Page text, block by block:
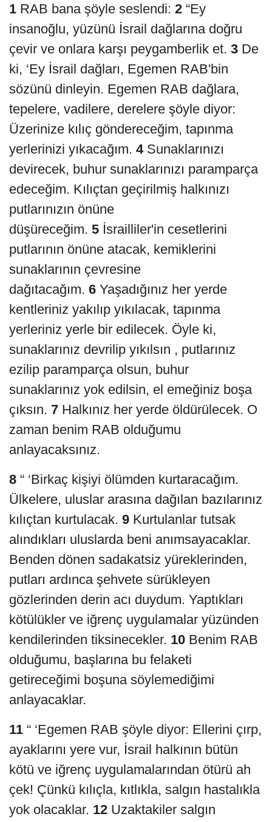
1 RAB bana şöyle seslendi: 2 “Ey
insanoğlu, yüzünü İsrail dağlarına doğru
çevir ve onlara karşı peygamberlik et. 3 De
ki, ‘Ey İsrail dağları, Egemen RAB'bin
sözünü dinleyin. Egemen RAB dağlara,
tepelere, vadilere, derelere şöyle diyor:
Üzerinize kılıç göndereceğim, tapınma
yerlerinizi yıkacağım. 4Sunaklarınızı
devirecek, buhur sunaklarınızı paramparça
edeceğim. Kılıçtan geçirilmiş halkınızı
putlarınızın önüne
düşüreceğim. 5 İsrailliler'in cesetlerini
putlarının önüne atacak, kemiklerini
sunaklarının çevresine
dağıtacağım. 6 Yaşadığınız her yerde
kentleriniz yakılıp yıkılacak, tapınma
yerleriniz yerle bir edilecek. Öyle ki,
sunaklarınız devrilip yıkılsın , putlarınız
ezilip paramparça olsun, buhur
sunaklarınız yok edilsin, el emeğiniz boşa
çıksın. 7 Halkınız her yerde öldürülecek. O
zaman benim RAB olduğumu
anlayacaksınız.
8 “ ‘Birkaç kişiyi ölümden kurtaracağım.
Ülkelere, uluslar arasına dağılan bazılarınız
kılıçtan kurtulacak. 9 Kurtulanlar tutsak
alındıkları uluslarda beni anımsayacaklar.
Benden dönen sadakatsiz yüreklerinden,
putları ardınca şehvete sürükleyen
gözlerinden derin acı duydum. Yaptıkları
kötülükler ve iğrenç uygulamalar yüzünden
kendilerinden tiksinecekler. 10 Benim RAB
olduğumu, başlarına bu felaketi
getireceğimi boşuna söylemediğimi
anlayacaklar.
11 “ ‘Egemen RAB şöyle diyor: Ellerini çırp,
ayaklarını yere vur, İsrail halkının bütün
kötü ve iğrenç uygulamalarından ötürü ah
çek! Çünkü kılıçla, kıtlıkla, salgın hastalıkla
yok olacaklar. 12 Uzaktakiler salgın